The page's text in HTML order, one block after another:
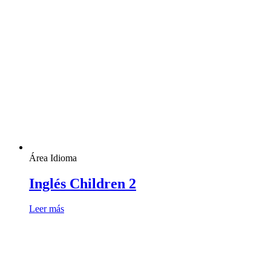
Área Idioma
Inglés Children 2
Leer más